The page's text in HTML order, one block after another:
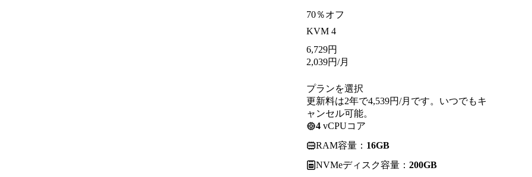
70％オフ
KVM 4
6,729円
2,039円/月
プランを選択
更新料は2年で4,539円/月です。いつでもキ
ャンセル可能。
4 vCPUコア
RAM容量： 16GB
NVMeディスク容量： 200GB